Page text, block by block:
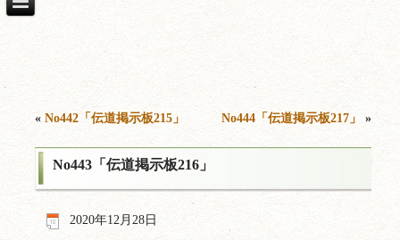
«No442「伝道掲示板215」 No444「伝道掲示板217」 »
No443「伝道掲示板216」
2020年12月28日